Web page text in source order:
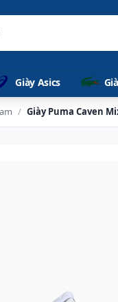
phẩm chính hãng 1
Giày Asics
/ Giày Puma Caven